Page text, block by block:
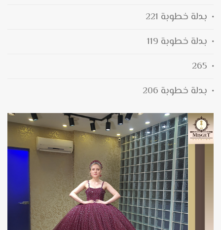
بدلة خطوبة 221
بدلة خطوبة 119
265
بدلة خطوبة 206